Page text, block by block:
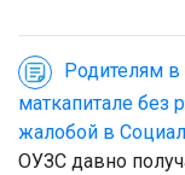
Родителям
маткапитале без
жалобой в
ОУЗС давно